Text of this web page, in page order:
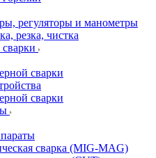
регуляторы и манометры
резка, чистка
сварки
сварки
сварка (MIG-MAG)